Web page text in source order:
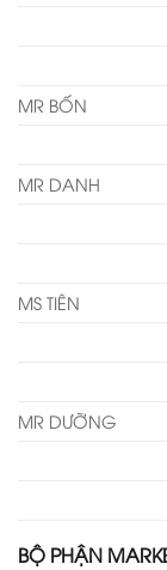
MR BỐN
MR DANH
MS TIÊN
MR DƯỠNG
BỘ PHẬN